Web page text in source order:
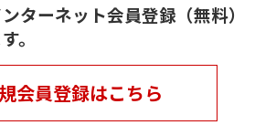
ターネット会員登録（無料）
。
会員登録はこちら